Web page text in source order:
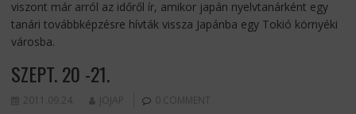
viszont már arról az időről ír, amikor japán nyelvtanárként egy
tanári továbbképzésre hívták vissza Japánba egy Tokió környéki
városba.
SZEPT. 20 -21.
2011.09.24. JOJAP 0 COMMENT